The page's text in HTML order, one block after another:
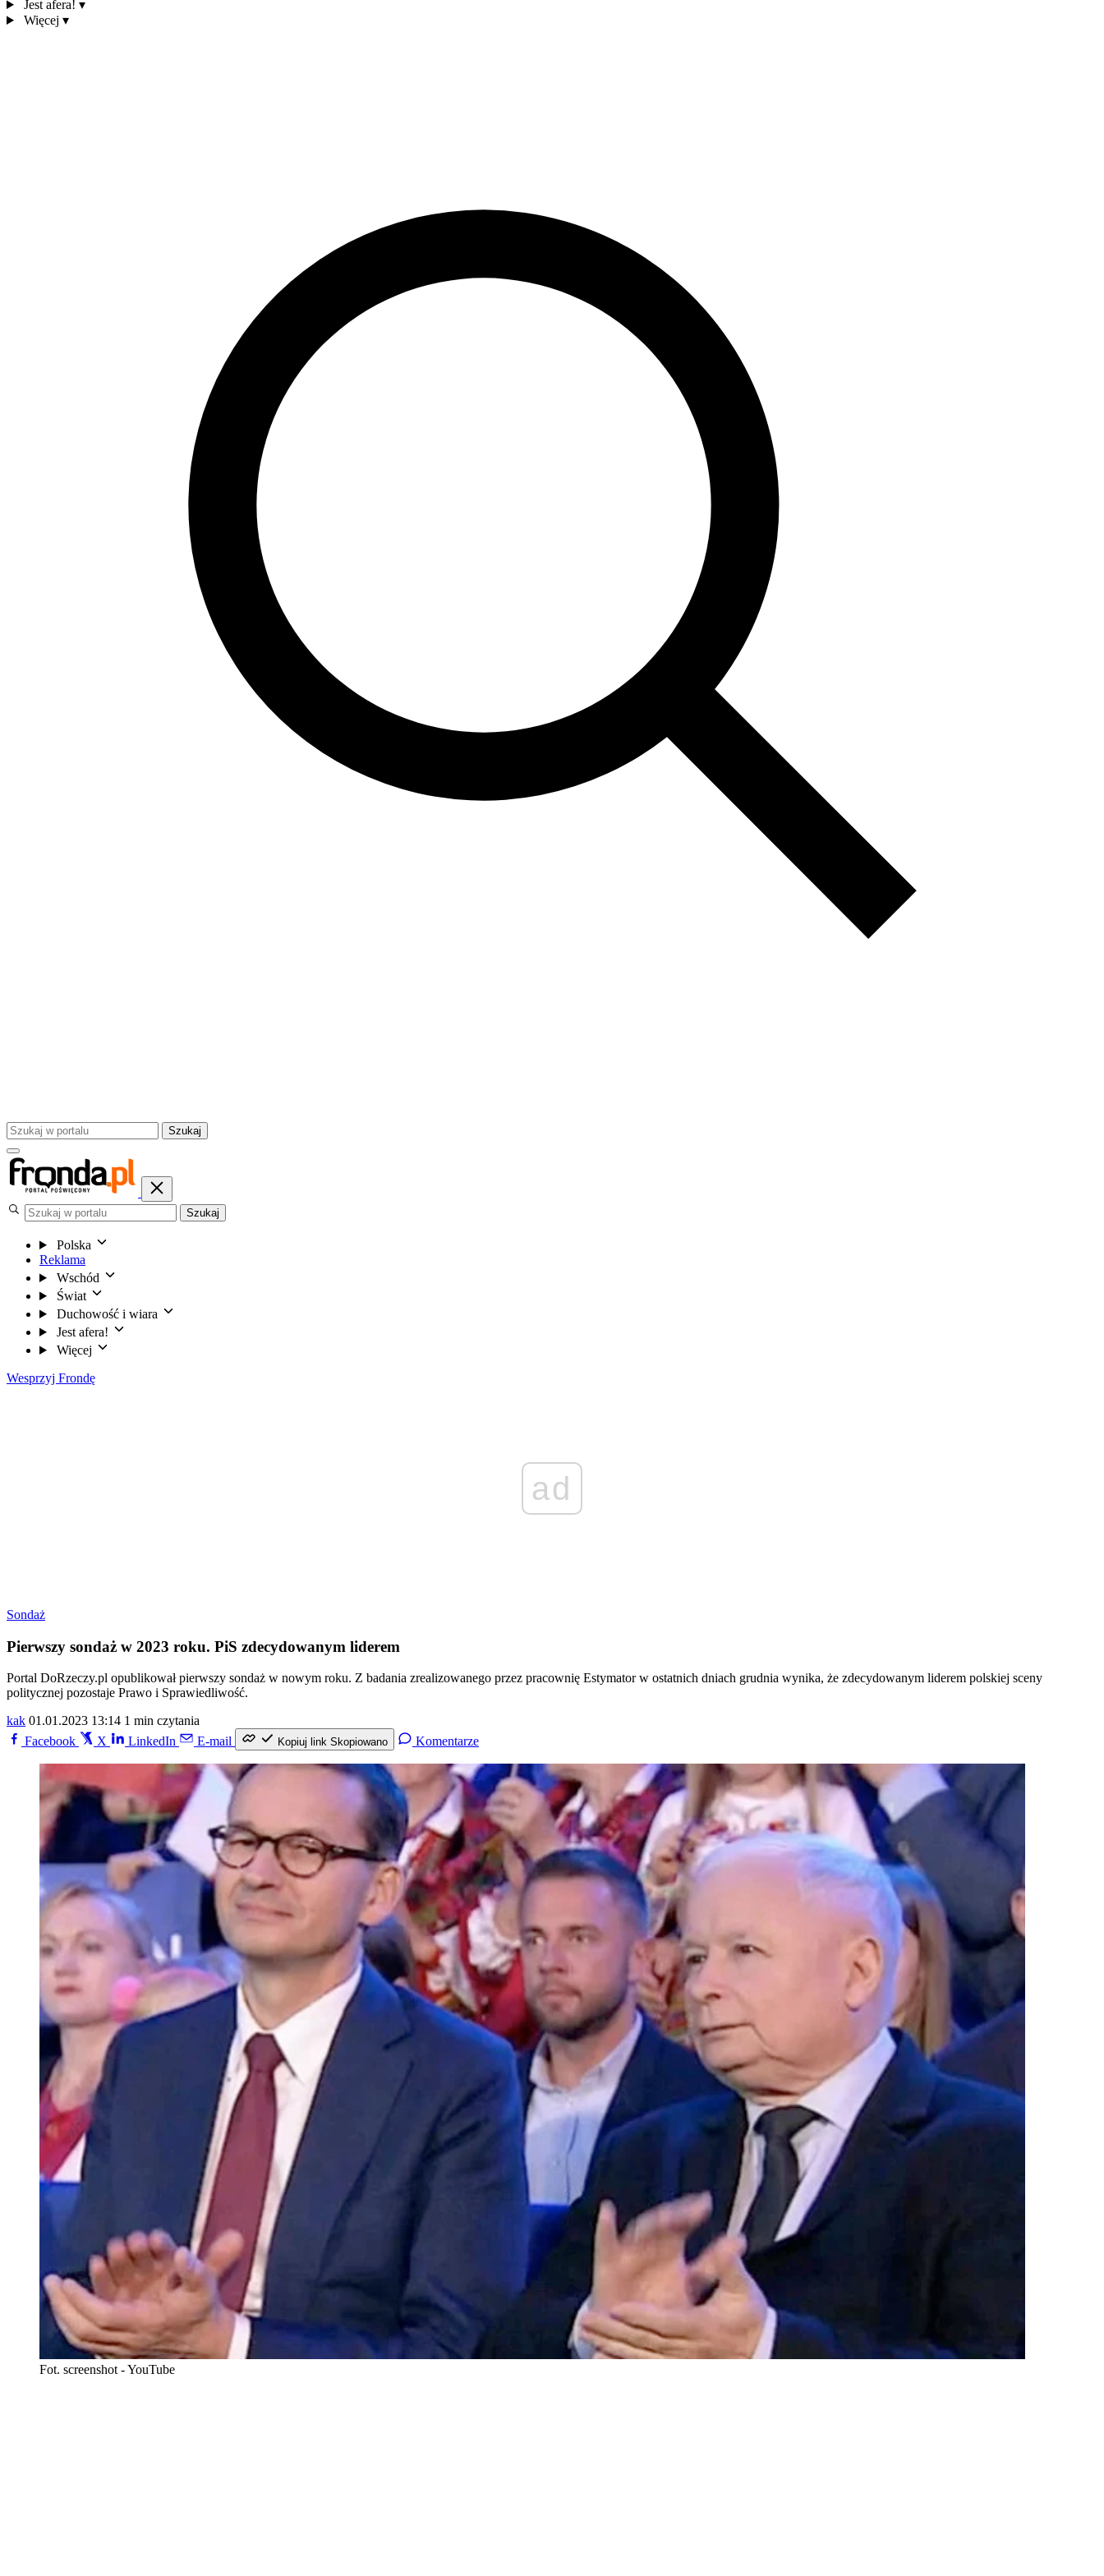
Jest afera! ▾
Więcej ▾
Szukaj
Szukaj
Polska
Reklama
Wschód
Świat
Duchowość i wiara
Jest afera!
Więcej
Wesprzyj Frondę
ad
Sondaż
Pierwszy sondaż w 2023 roku. PiS zdecydowanym liderem
Portal DoRzeczy.pl opublikował pierwszy sondaż w nowym roku. Z badania zrealizowanego przez pracownię Estymator w ostatnich dniach grudnia wynika, że zdecydowanym liderem polskiej sceny
politycznej pozostaje Prawo i Sprawiedliwość.
kak 01.01.2023 13:14 1 min czytania
Facebook
X LinkedIn E-mail Kopiuj link Skopiowano Komentarze
Fot. screenshot - YouTube